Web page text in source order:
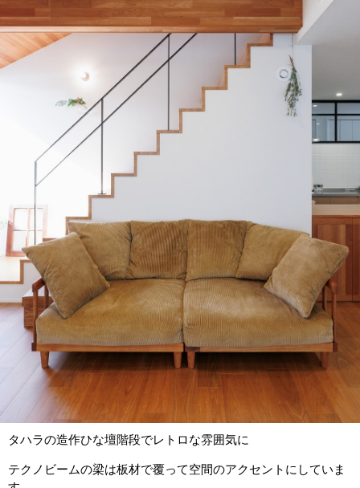
タハラの造作ひな壇階段でレトロな雰囲気に
テクノビームの梁は板材で覆って空間のアクセントにしていま